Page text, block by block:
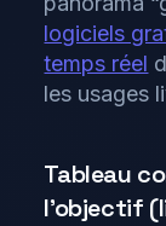
logiciels
temps réel
les usages
Tableau
l’objectif